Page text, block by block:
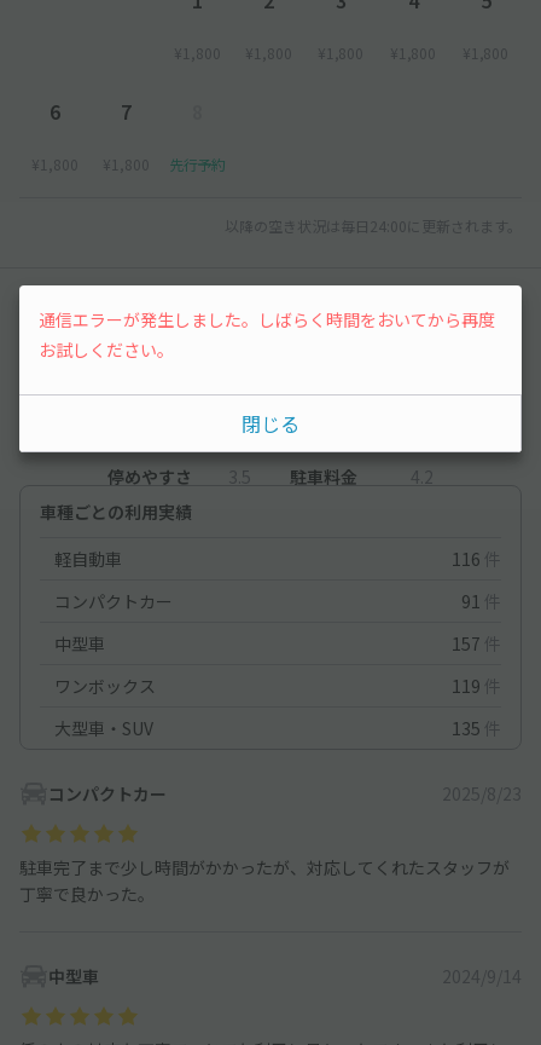
¥1,800 ¥1,800 ¥1,800 ¥1,800 ¥1,800
6
¥1,800
7
¥1,800 先行予約
以降の空き状況は毎日24:00に更新されます。
レビュー
3.6
停めやすさ
3.5 駐車料金
4.2
車種ごとの利用実績
軽自動車
116 件
コンパクトカー
91 件
中型車
157 件
ワンボックス
119 件
大型車・SUV
135 件
コンパクトカー 2025/8/23
駐車完了まで少し時間がかかったが、対応してくれたスタッフが
丁寧で良かった。
中型車 2024/9/14
通信エラーが発生しました。しばらく時間をおいてから再度
お試しください。
閉じる